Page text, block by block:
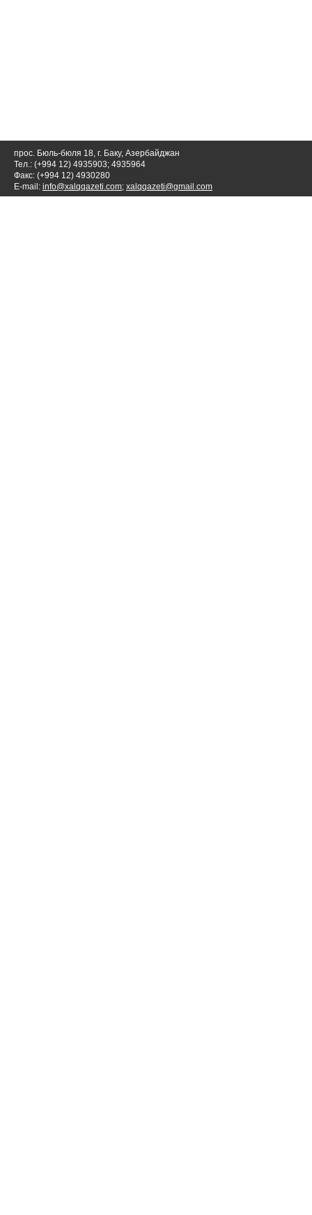
прос. Бюль-бюля 18, г. Баку, Азербайджан
Тел.: (+994 12) 4935903; 4935964
Факс: (+994 12) 4930280
E-mail: info@xalqqazeti.com; xalqqazeti@gmail.com